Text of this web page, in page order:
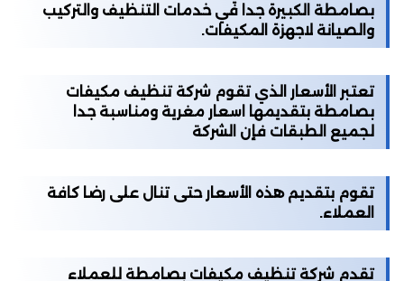
بصامطة الكبيرة جدا في خدمات التنظيف والتركيب
والصيانة لاجهزة المكيفات.
تعتبر الأسعار الذي تقوم شركة تنظيف مكيفات
بصامطة بتقديمها اسعار مغرية ومناسبة جدا
لجميع الطبقات فإن الشركة
تقوم بتقديم هذه الأسعار حتى تنال على رضا كافة
العملاء.
تقدم شركة تنظيف مكيفات بصامطة للعملاء